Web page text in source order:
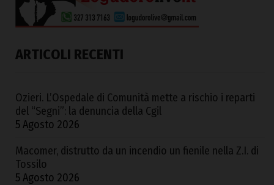
ARTICOLI RECENTI
Ozieri. L’Ospedale di Comunità mette a rischio i reparti
del “Segni”: la denuncia della Cgil
5 Agosto 2026
Macomer, distrutto da un incendio un fienile nella Z.I. di
Tossilo
5 Agosto 2026